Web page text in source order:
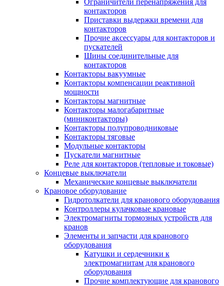
Ограничители перенапряжения для
контакторов
Приставки выдержки времени для
контакторов
Прочие аксессуары для контакторов и
пускателей
Шины соединительные для
контакторов
Контакторы вакуумные
Контакторы компенсации реактивной
мощности
Контакторы магнитные
Контакторы малогабаритные
(миниконтакторы)
Контакторы полупроводниковые
Контакторы тяговые
Модульные контакторы
Пускатели магнитные
Реле для контакторов (тепловые и токовые)
Концевые выключатели
Механические концевые выключатели
Крановое оборудование
Гидротолкатели для кранового оборудования
Контроллеры кулачковые крановые
Электромагниты тормозных устройств для
кранов
Элементы и запчасти для кранового
оборудования
Катушки и сердечники к
электромагнитам для кранового
оборудования
Прочие комплектующие для кранового